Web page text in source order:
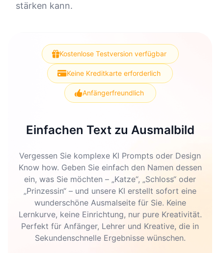
stärken kann.
Kostenlose Testversion verfügbar
Keine Kreditkarte erforderlich
Anfängerfreundlich
Einfachen Text zu Ausmalbild
Vergessen Sie komplexe KI Prompts oder Design
Know how. Geben Sie einfach den Namen dessen
ein, was Sie möchten – „Katze“, „Schloss“ oder
„Prinzessin“ – und unsere KI erstellt sofort eine
wunderschöne Ausmalseite für Sie. Keine
Lernkurve, keine Einrichtung, nur pure Kreativität.
Perfekt für Anfänger, Lehrer und Kreative, die in
Sekundenschnelle Ergebnisse wünschen.